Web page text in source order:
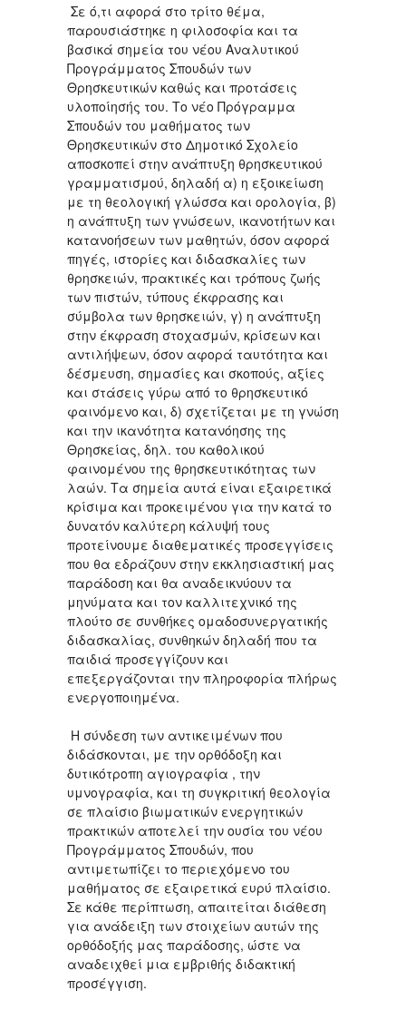
Σε ό,τι αφορά στο τρίτο θέμα,
παρουσιάστηκε η φιλοσοφία και τα
βασικά σημεία του νέου Αναλυτικού
Προγράμματος Σπουδών των
Θρησκευτικών καθώς και προτάσεις
υλοποίησής του. Το νέο Πρόγραμμα
Σπουδών του μαθήματος των
Θρησκευτικών στο Δημοτικό Σχολείο
αποσκοπεί στην ανάπτυξη θρησκευτικού
γραμματισμού, δηλαδή α) η εξοικείωση
με τη θεολογική γλώσσα και ορολογία, β)
η ανάπτυξη των γνώσεων, ικανοτήτων και
κατανοήσεων των μαθητών, όσον αφορά
πηγές, ιστορίες και διδασκαλίες των
θρησκειών, πρακτικές και τρόπους ζωής
των πιστών, τύπους έκφρασης και
σύμβολα των θρησκειών, γ) η ανάπτυξη
στην έκφραση στοχασμών, κρίσεων και
αντιλήψεων, όσον αφορά ταυτότητα και
δέσμευση, σημασίες και σκοπούς, αξίες
και στάσεις γύρω από το θρησκευτικό
φαινόμενο και, δ) σχετίζεται με τη γνώση
και την ικανότητα κατανόησης της
Θρησκείας, δηλ. του καθολικού
φαινομένου της θρησκευτικότητας των
λαών. Τα σημεία αυτά είναι εξαιρετικά
κρίσιμα και προκειμένου για την κατά το
δυνατόν καλύτερη κάλυψή τους
προτείνουμε διαθεματικές προσεγγίσεις
που θα εδράζουν στην εκκλησιαστική μας
παράδοση και θα αναδεικνύουν τα
μηνύματα και τον καλλιτεχνικό της
πλούτο σε συνθήκες ομαδοσυνεργατικής
διδασκαλίας, συνθηκών δηλαδή που τα
παιδιά προσεγγίζουν και
επεξεργάζονται την πληροφορία πλήρως
ενεργοποιημένα.
Η σύνδεση των αντικειμένων που
διδάσκονται, με την ορθόδοξη και
δυτικότροπη αγιογραφία , την
υμνογραφία, και τη συγκριτική θεολογία
σε πλαίσιο βιωματικών ενεργητικών
πρακτικών αποτελεί την ουσία του νέου
Προγράμματος Σπουδών, που
αντιμετωπίζει το περιεχόμενο του
μαθήματος σε εξαιρετικά ευρύ πλαίσιο.
Σε κάθε περίπτωση, απαιτείται διάθεση
για ανάδειξη των στοιχείων αυτών της
ορθόδοξής μας παράδοσης, ώστε να
αναδειχθεί μια εμβριθής διδακτική
προσέγγιση.